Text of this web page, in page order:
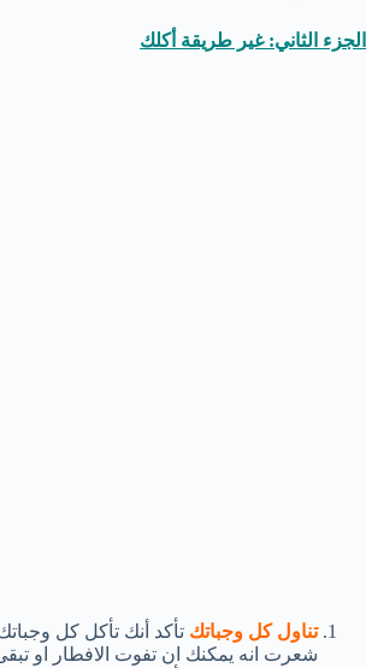
الجزء الثاني: غير طريقة أكلك
تناول كل وجباتك تأكد أنك تأكل كل
شعرت انه يمكنك ان تفوت الافطار او